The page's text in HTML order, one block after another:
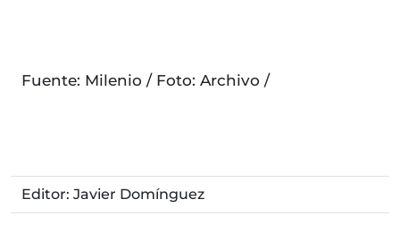
Fuente: Milenio / Foto: Archivo /
Editor: Javier Domínguez